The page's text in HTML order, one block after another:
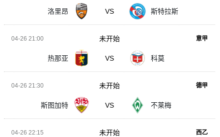
洛里昂 VS 斯特拉斯
04-26 21:00 意甲
热那亚 VS 科莫
未开始
04-26 21:30 德甲
斯图加特 VS 不莱梅
未开始
04-26 22:15 西乙
未开始